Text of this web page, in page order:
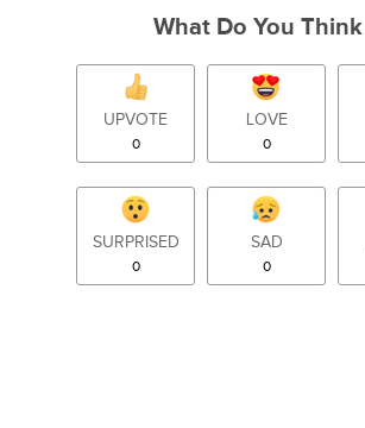
What Do You Think
UPVOTE
0
LOVE
0
SURPRISED
0
SAD
0